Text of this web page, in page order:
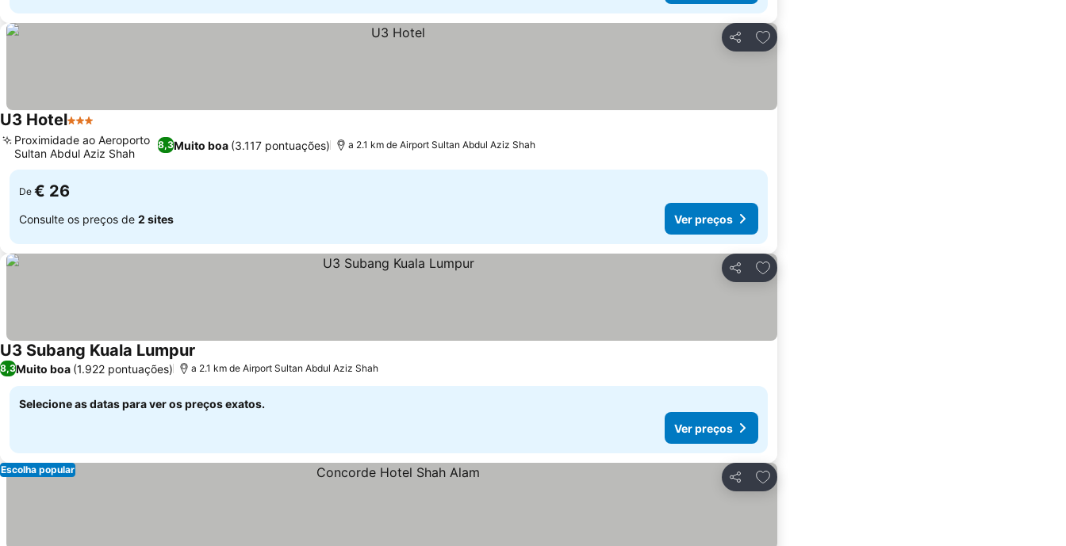
Partilhar
Adicionar aos favoritos
U3 Hotel3 Estrelas
8,3Muito boa (3.117 pontuações)
Proximidade ao Aeroporto
Sultan Abdul Aziz Shah
a 2.1 km de Airport Sultan Abdul Aziz Shah
De € 26
Consulte os preços de 2 sites Ver preços
Partilhar
Adicionar aos favoritos
U3 Subang Kuala Lumpur
8,3Muito boa (1.922 pontuações) a 2.1 km de Airport Sultan Abdul Aziz Shah
Selecione as datas para ver os preços exatos.
Ver preços
Partilhar
Adicionar aos favoritos
Escolha popular